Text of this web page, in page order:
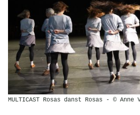
MULTICAST Rosas danst Rosas - © Anne